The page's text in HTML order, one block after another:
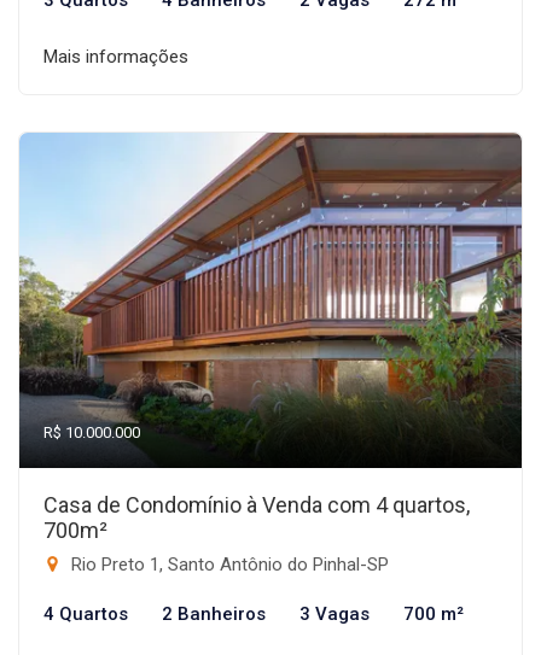
Mais informações
R$ 10.000.000
Casa de Condomínio à Venda com 4 quartos,
700m²
Rio Preto 1, Santo Antônio do Pinhal-SP
4 Quartos 2 Banheiros 3 Vagas 700 m²